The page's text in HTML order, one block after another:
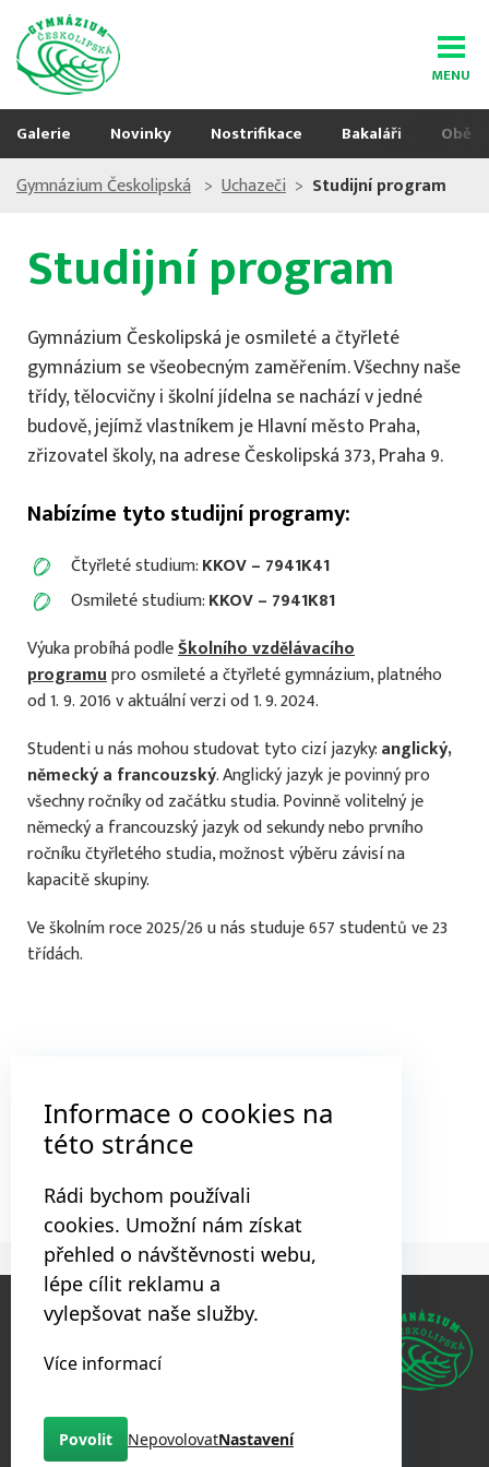
MENU
Galerie Novinky Nostrifikace Bakaláři Oběd
Gymnázium Českolipská Uchazeči Studijní program
Studijní program
Gymnázium Českolipská je osmileté a čtyřleté
gymnázium se všeobecným zaměřením. Všechny naše
třídy, tělocvičny i školní jídelna se nachází v jedné
budově, jejímž vlastníkem je Hlavní město Praha,
zřizovatel školy, na adrese Českolipská 373, Praha 9.
Nabízíme tyto studijní programy:
Čtyřleté studium:KKOV – 7941K41
Osmileté studium:KKOV – 7941K81
Výuka probíhá podleŠkolního vzdělávacího
programupro osmileté a čtyřleté gymnázium, platného
od 1. 9. 2016 v aktuální verzi od 1. 9. 2024.
Studenti u nás mohou studovat tyto cizí jazyky:anglický,
německý a francouzský. Anglický jazyk je povinný pro
všechny ročníky od začátku studia. Povinně volitelný je
německý a francouzský jazyk od sekundy nebo prvního
ročníku čtyřletého studia, možnost výběru závisí na
kapacitě skupiny.
Ve školním roce 2025/26 u nás studuje 657 studentů ve 23
třídách.
Gymnázium, Praha 9, Českolipská 373
Českolipská 373
+420 283 882 028
info@ceskolipska.cz
Informace o cookies na
této stránce
Rádi bychom používali
cookies. Umožní nám získat
přehled o návštěvnosti webu,
lépe cílit reklamu a
vylepšovat naše služby.
Více informací
Povolit NepovolovatNastavení